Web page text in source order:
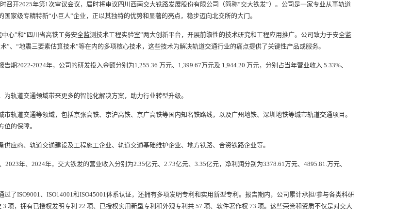
开2025年第1次审议会议，届时将审议四川西南交大铁路发展股份有限公司（简称“交大铁发”）。公司是一家专业从事轨道
家级专精特新“小巨人”企业，正以其独特的优势和显著的亮点，稳步迈向北交所的大门。
”和“四川省高铁工务安全监测技术工程实验室”两大创新平台，开展前瞻性的技术研究和工程应用推广。公司致力于安全监
、“地震三要素估算技术”等在内的多项核心技术，这些技术为解决轨道交通行业的痛点提供了关键性产品或服务。
2022-2024年，公司的研发投入金额分别为1,255.36 万元、1,399.67万元及 1,944.20 万元，分别占当年营业收入 5.33%、
道交通领域带来更多的智能化解决方案，助力行业转型升级。
道交通等领域，包括京张高铁、京沪高铁、京广高铁等国内知名铁路线，以及广州地铁、深圳地铁等城市轨道交通项目。
的保障。
商、轨道交通建设及工程施工企业、轨道交通基础维护企业、地方铁路、合资铁路企业等。
年、2024年，交大铁发的营业收入分别为2.35亿元、2.73亿元、3.35亿元，净利润分别为3378.61万元、4895.81.万元、
ISO9001、ISO14001和ISO45001体系认证，还拥有多项发明专利和实用新型专利。报告期内，公司累计承担/参与各类科研
项，拥有已授权发明专利 22 项、已授权实用新型专利和外观专利共 57 项、软件著作权 73 项。这些荣誉和资质不仅是对交大